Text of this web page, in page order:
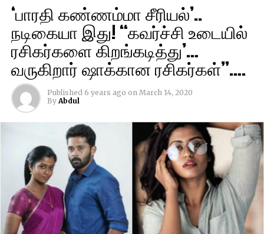
‘பாரதி கண்ணம்மா சீரியல்’..
நடிகையா இது! “கவர்ச்சி உடையில்
ரசிகர்களை கிறங்கடித்து’…
வருகிறார் ஷாக்கான ரசிகர்கள்”….
Published 6 years ago on March 14, 2020
By Abdul